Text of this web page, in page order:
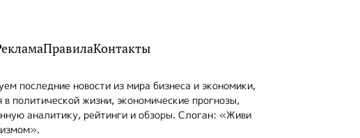
ПравилаКонтакты
последние новости из мира бизнеса и экономики,
в политической жизни, экономические прогнозы,
аналитику, рейтинги и обзоры. Слоган: «Живи